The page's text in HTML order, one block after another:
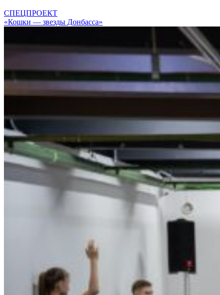
СПЕЦПРОЕКТ
«Кошки — звезды Донбасса»